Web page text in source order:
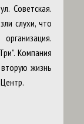
Советская.
слухи, что
Компания
жизнь